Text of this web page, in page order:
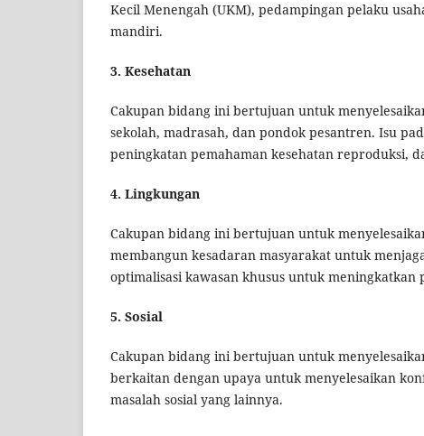
Kecil Menengah (UKM), pedampingan pelaku
mandiri.
3. Kesehatan
Cakupan bidang ini bertujuan untuk
sekolah, madrasah, dan pondok pesantren. Isu
peningkatan pemahaman kesehatan reproduksi,
4. Lingkungan
Cakupan bidang ini bertujuan untuk
membangun kesadaran masyarakat untuk
optimalisasi kawasan khusus untuk meningkatkan
5. Sosial
Cakupan bidang ini bertujuan untuk
berkaitan dengan upaya untuk menyelesaikan
masalah sosial yang lainnya.